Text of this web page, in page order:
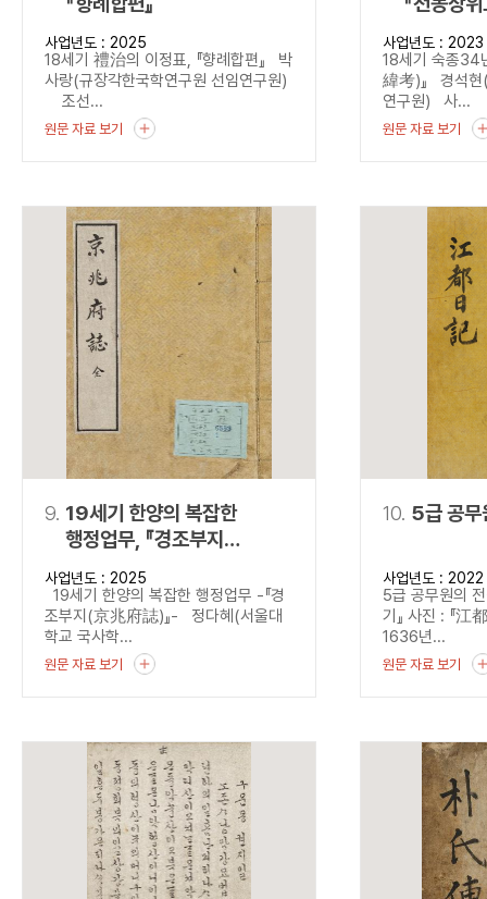
사업년도 : 2025
18세기 禮治의 이정표, 『향례합편』 박
사랑(규장각한국학연구원 선임연구원)
조선...
원문 자료 보기
사업년도 : 2023
18세기 숙종34
緯考)』 경석현
연구원) 사...
원문 자료 보기
9. 19세기 한양의 복잡한
행정업무, 『경조부지
(京兆府誌)』
사업년도 : 2025
19세기 한양의 복잡한 행정업무 -『경
조부지(京兆府誌)』- 정다혜(서울대
학교 국사학...
원문 자료 보기
10. 5급 공무
사업년도 : 2022
5급 공무원의
기』 사진 : 『
1636년...
원문 자료 보기